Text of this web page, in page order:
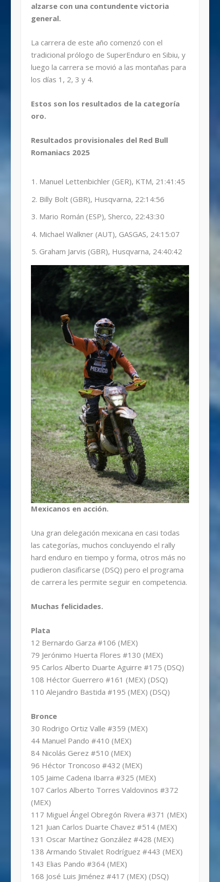
alzarse con una contundente victoria
general.
La carrera de este año comenzó con el
tradicional prólogo de SuperEnduro en Sibiu, y
luego la carrera se movió a las montañas para
los días 1, 2, 3 y 4.
Estos son los resultados de la categoría
oro.
Resultados provisionales del Red Bull
Romaniacs 2025
Manuel Lettenbichler (GER), KTM, 21:41:45
Billy Bolt (GBR), Husqvarna, 22:14:56
Mario Román (ESP), Sherco, 22:43:30
Michael Walkner (AUT), GASGAS, 24:15:07
Graham Jarvis (GBR), Husqvarna, 24:40:42
Mexicanos en acción.
Una gran delegación mexicana en casi todas
las categorías, muchos concluyendo el rally
hard enduro en tiempo y forma, otros más no
pudieron clasificarse (DSQ) pero el programa
de carrera les permite seguir en competencia.
Muchas felicidades.
Plata
12 Bernardo Garza #106 (MEX)
79 Jerónimo Huerta Flores #130 (MEX)
95 Carlos Alberto Duarte Aguirre #175 (DSQ)
108 Héctor Guerrero #161 (MEX) (DSQ)
110 Alejandro Bastida #195 (MEX) (DSQ)
Bronce
30 Rodrigo Ortiz Valle #359 (MEX)
44 Manuel Pando #410 (MEX)
84 Nicolás Gerez #510 (MEX)
96 Héctor Troncoso #432 (MEX)
105 Jaime Cadena Ibarra #325 (MEX)
107 Carlos Alberto Torres Valdovinos #372
(MEX)
117 Miguel Ángel Obregón Rivera #371 (MEX)
121 Juan Carlos Duarte Chavez #514 (MEX)
131 Oscar Martínez González #428 (MEX)
138 Armando Stivalet Rodríguez #443 (MEX)
143 Elias Pando #364 (MEX)
168 José Luis Jiménez #417 (MEX) (DSQ)